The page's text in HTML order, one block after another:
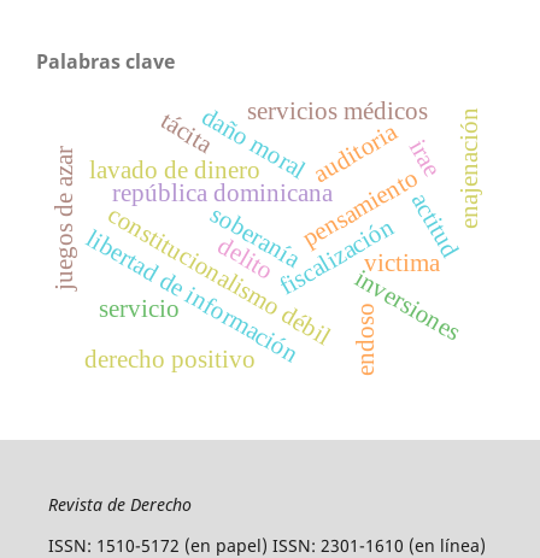
Palabras clave
constitucionalismo débil
república dominicana
fiscalización
auditoria
soberaníapensamientoactitud
libertad de información
lavado de dinero
delito
daño moral
servicios médicos
derecho positivo
inversiones
irae
juegos de azar
tácita enajenación
servicio endoso
victima
Revista de Derecho
ISSN: 1510-5172 (en papel) ISSN: 2301-1610 (en línea)